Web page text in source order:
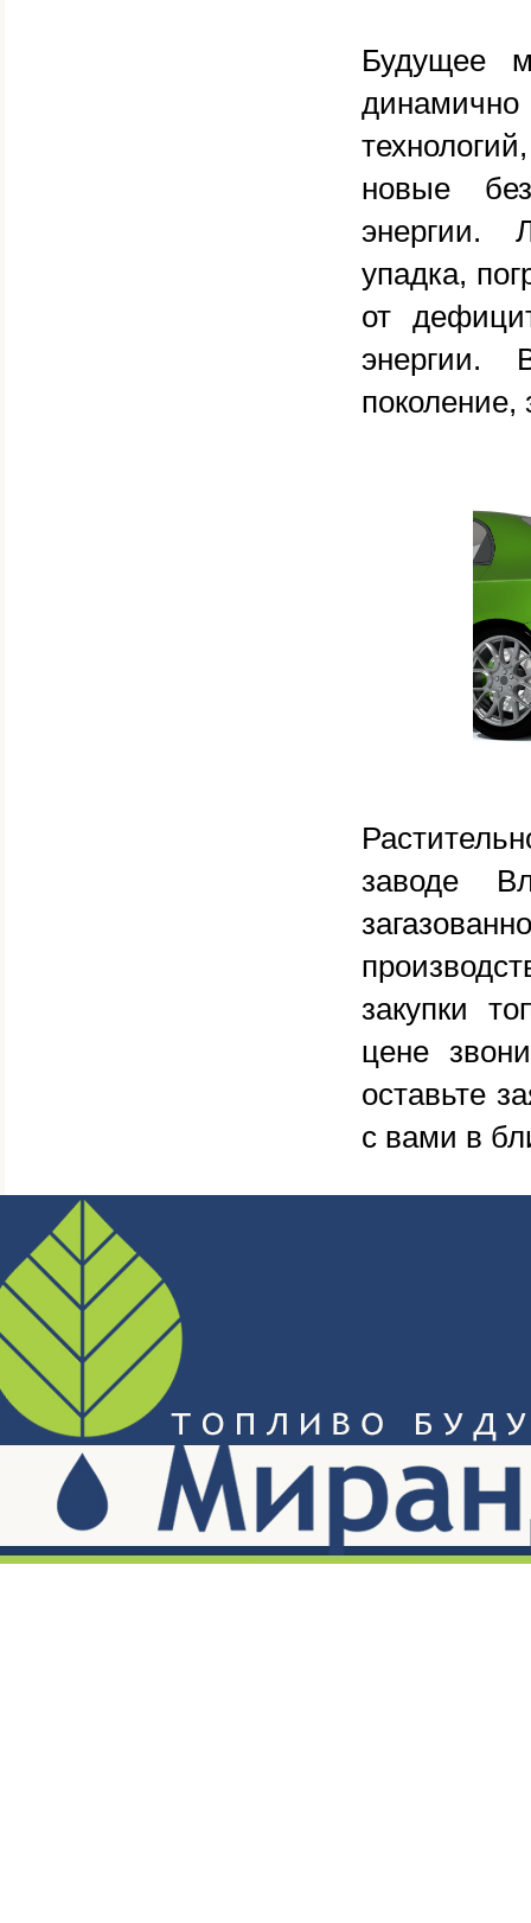
Будущее
новые
энергии.
упадка,
от
энергии.
поколение,
заводе
закупки
цене
оставьте
с вами в